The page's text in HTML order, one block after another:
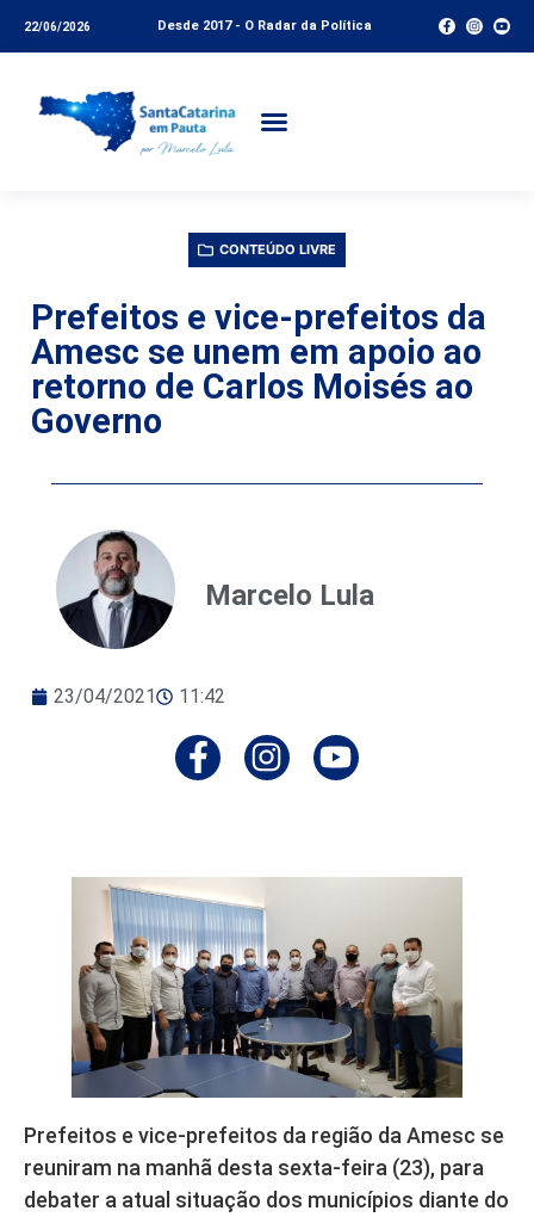
22/06/2026 Desde 2017 - O Radar da Política
CONTEÚDO LIVRE
Prefeitos e vice-prefeitos da
Amesc se unem em apoio ao
retorno de Carlos Moisés ao
Governo
Marcelo Lula
23/04/2021 11:42
Prefeitos e vice-prefeitos da região da Amesc se
reuniram na manhã desta sexta-feira (23), para
debater a atual situação dos municípios diante do